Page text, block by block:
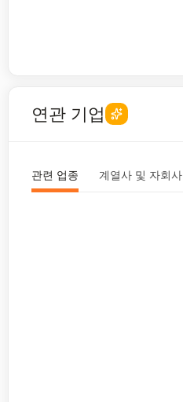
연관 기업
관련 업종 계열사 및 자회사